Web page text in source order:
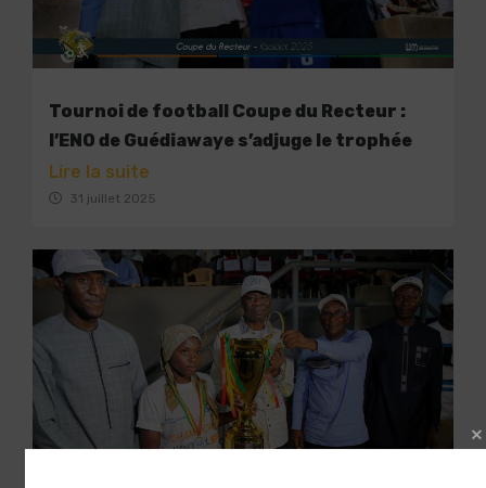
Tournoi de football Coupe du Recteur :
l’ENO de Guédiawaye s’adjuge le trophée
Lire la suite
31 juillet 2025